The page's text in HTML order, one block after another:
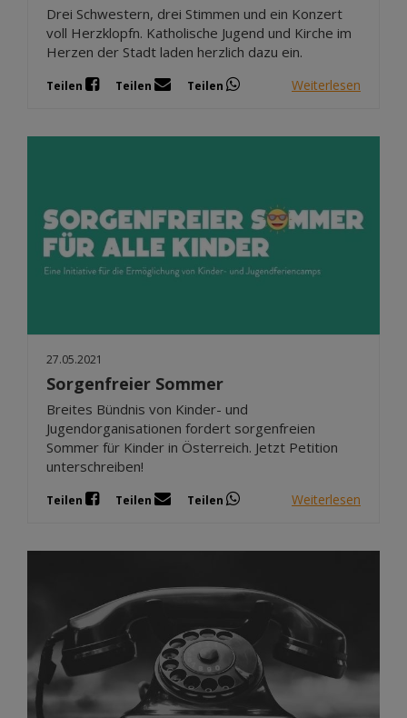
Drei Schwestern, drei Stimmen und ein Konzert
voll Herzklopfn. Katholische Jugend und Kirche im
Herzen der Stadt laden herzlich dazu ein.
Teilen Teilen Teilen Weiterlesen
27.05.2021
Sorgenfreier Sommer
Breites Bündnis von Kinder- und
Jugendorganisationen fordert sorgenfreien
Sommer für Kinder in Österreich. Jetzt Petition
unterschreiben!
Teilen Teilen Teilen Weiterlesen